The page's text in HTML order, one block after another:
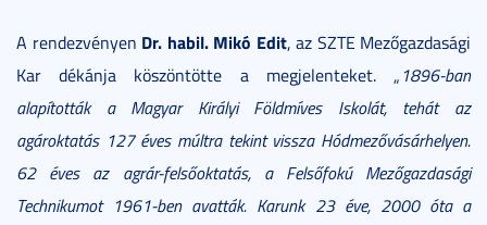
A rendezvényen Dr. habil. Mikó Edit, az SZTE Mezőgazdasági
Kar dékánja köszöntötte a megjelenteket. „1896-ban
alapították a Magyar Királyi Földmíves Iskolát, tehát az
agároktatás 127 éves múltra tekint vissza Hódmezővásárhelyen.
62 éves az agrár-felsőoktatás, a Felsőfokú Mezőgazdasági
Technikumot 1961-ben avatták. Karunk 23 éve, 2000 óta a